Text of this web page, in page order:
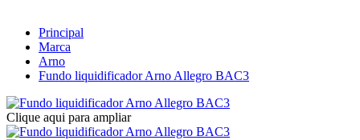
Principal
Marca
Arno
Fundo liquidificador Arno Allegro BAC3
Clique aqui para ampliar